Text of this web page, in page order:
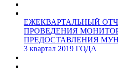
ЕЖЕКВАРТАЛЬНЫЙ
ПРОВЕДЕНИЯ
ПРЕДОСТАВЛЕНИЯ
3 квартал 2019 ГОДА